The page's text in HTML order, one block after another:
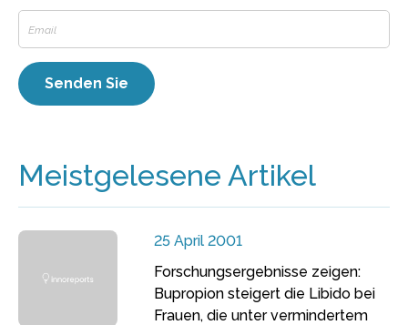
Meistgelesene Artikel
25 April 2001
Forschungsergebnisse zeigen:
Bupropion steigert die Libido bei
Frauen, die unter vermindertem